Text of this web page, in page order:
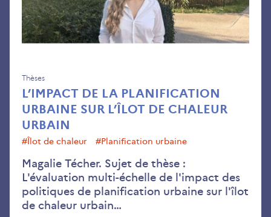
L’IMPACT DE LA PLANIFICATION
URBAINE SUR L’ÎLOT DE CHALEUR
URBAIN
Thèses
#îlot de chaleur #planification urbaine
Magalie Técher. Sujet de thèse :
L'évaluation multi-échelle de l'impact des
politiques de planification urbaine sur l'îlot
de chaleur urbain…